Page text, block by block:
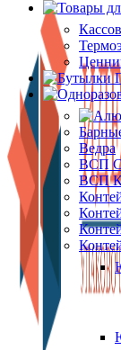
Ведра
ВСП
ВСП